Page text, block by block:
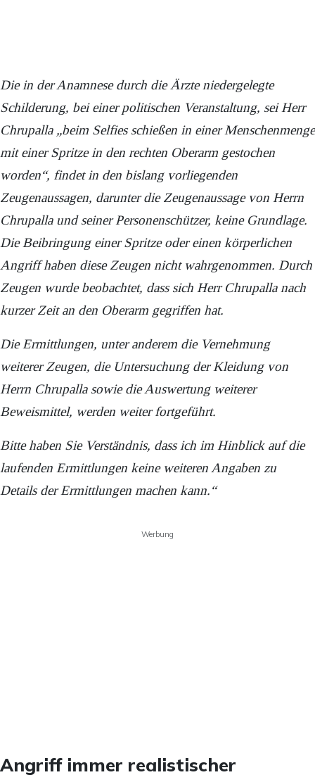
Die in der Anamnese durch die Ärzte niedergelegte
Schilderung, bei einer politischen Veranstaltung, sei Herr
Chrupalla „beim Selfies schießen in einer Menschenmenge
mit einer Spritze in den rechten Oberarm gestochen
worden“, findet in den bislang vorliegenden
Zeugenaussagen, darunter die Zeugenaussage von Herrn
Chrupalla und seiner Personenschützer, keine Grundlage.
Die Beibringung einer Spritze oder einen körperlichen
Angriff haben diese Zeugen nicht wahrgenommen. Durch
Zeugen wurde beobachtet, dass sich Herr Chrupalla nach
kurzer Zeit an den Oberarm gegriffen hat.
Die Ermittlungen, unter anderem die Vernehmung
weiterer Zeugen, die Untersuchung der Kleidung von
Herrn Chrupalla sowie die Auswertung weiterer
Beweismittel, werden weiter fortgeführt.
Bitte haben Sie Verständnis, dass ich im Hinblick auf die
laufenden Ermittlungen keine weiteren Angaben zu
Details der Ermittlungen machen kann.“
Werbung
Angriff immer realistischer